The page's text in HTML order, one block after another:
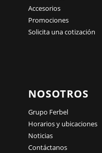
Accesorios
Promociones
Solicita una cotización
NOSOTROS
Grupo Ferbel
Horarios y ubicaciones
Noticias
Contáctanos